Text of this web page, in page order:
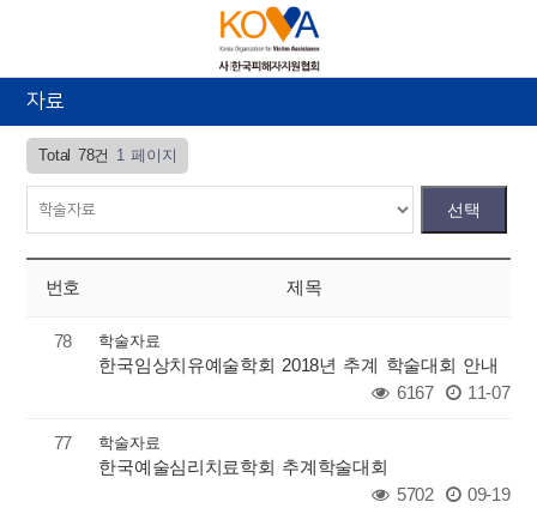
자료
Total 78건 1 페이지
번호 제목
78 학술자료
한국임상치유예술학회 2018년 추계 학술대회 안내
6167
11-07
77 학술자료
한국예술심리치료학회 추계학술대회
5702
09-19